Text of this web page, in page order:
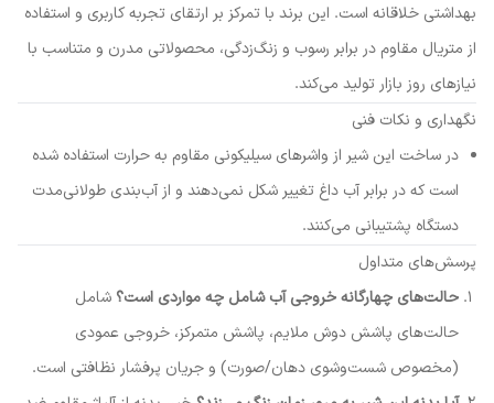
بهداشتی خلاقانه است. این برند با تمرکز بر ارتقای تجربه کاربری و استفاده
از متریال مقاوم در برابر رسوب و زنگ‌زدگی، محصولاتی مدرن و متناسب با
نیازهای روز بازار تولید می‌کند.
نگهداری و نکات فنی
در ساخت این شیر از واشرهای سیلیکونی مقاوم به حرارت استفاده شده
است که در برابر آب داغ تغییر شکل نمی‌دهند و از آب‌بندی طولانی‌مدت
دستگاه پشتیبانی می‌کنند.
پرسش‌های متداول
حالت‌های چهارگانه خروجی آب شامل چه مواردی است؟ شامل
حالت‌های پاشش دوش ملایم، پاشش متمرکز، خروجی عمودی
(مخصوص شست‌وشوی دهان/صورت) و جریان پرفشار نظافتی است.